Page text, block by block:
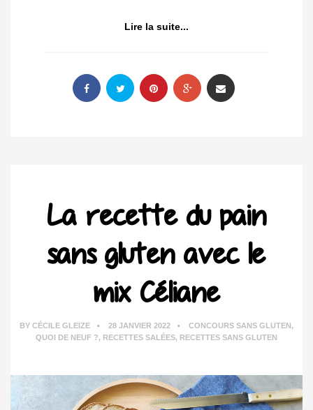
Lire la suite...
La recette du pain
sans gluten avec le
mix Céliane
BY CÉCILE GLEIZE 28 JANVIER 2022 CONCOURS SANS GLUTEN,
QUOI DE NEUF ?, RECETTES SALÉES, RECETTES SANS GLUTEN